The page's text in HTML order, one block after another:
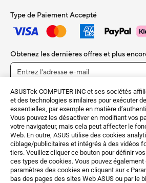
ASUSTek COMPUTER INC et ses sociétés
et des technologies similaires pour exécuter
essentielles, par exemple en matière
Vous pouvez les désactiver en modifiant vos
votre navigateur, mais cela peut affecter le
Web. En outre, ASUS utilise des cookies
ciblage/publicitaires et intégrés à des vidéos
tiers. Veuillez cliquer ce bouton pour définir
ces types de cookies. Vous pouvez également
paramètres des cookies en cliquant sur «
bas des pages des sites Web ASUS ou par le
Type de Paiement Accepté
Obtenez les dernières offres et plus
France / Français